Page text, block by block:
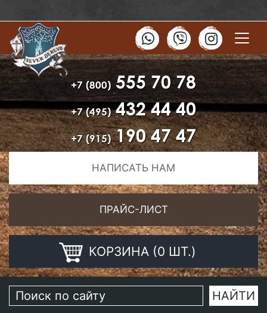
+7 (800) 555 70 78
+7 (495)432 44 40
+7 (915)190 47 47
НАПИСАТЬ НАМ
ПРАЙС-ЛИСТ
КОРЗИНА (0 ШТ.)